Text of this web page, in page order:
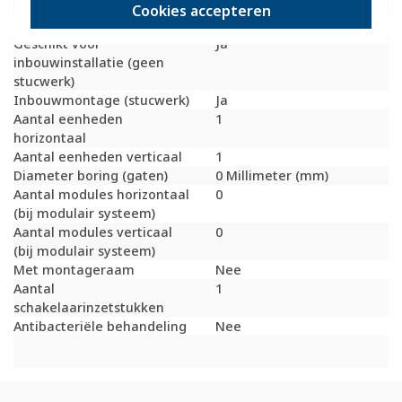
Cookies accepteren
Bondige uitvoering
Nee
Geschikt voor
inbouwinstallatie (geen
stucwerk)
Ja
Inbouwmontage (stucwerk)
Ja
Aantal eenheden
horizontaal
1
Aantal eenheden verticaal
1
Diameter boring (gaten)
0 Millimeter (mm)
Aantal modules horizontaal
(bij modulair systeem)
0
Aantal modules verticaal
(bij modulair systeem)
0
Met montageraam
Nee
Aantal
schakelaarinzetstukken
1
Antibacteriële behandeling Nee